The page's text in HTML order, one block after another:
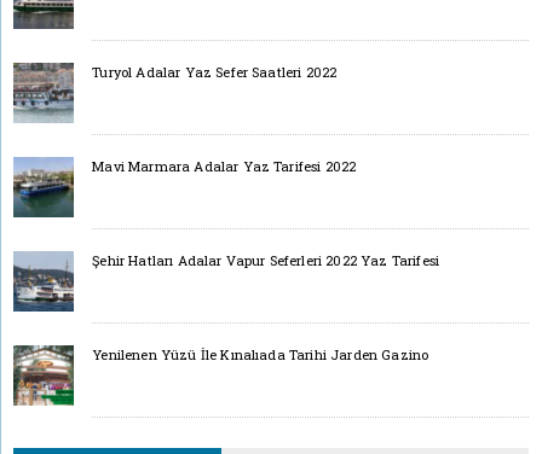
Turyol Adalar Yaz Sefer Saatleri 2022
Mavi Marmara Adalar Yaz Tarifesi 2022
Şehir Hatları Adalar Vapur Seferleri 2022 Yaz Tarifesi
Yenilenen Yüzü İle Kınalıada Tarihi Jarden Gazino